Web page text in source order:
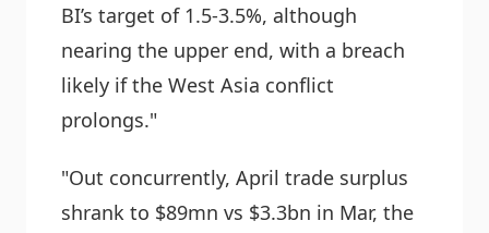
BI’s target of 1.5-3.5%, although
nearing the upper end, with a breach
likely if the West Asia conflict
prolongs."
"Out concurrently, April trade surplus
shrank to $89mn vs $3.3bn in Mar, the